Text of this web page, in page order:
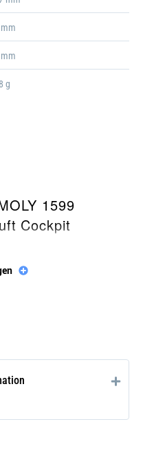
g
1599
Cockpit
gelöst in